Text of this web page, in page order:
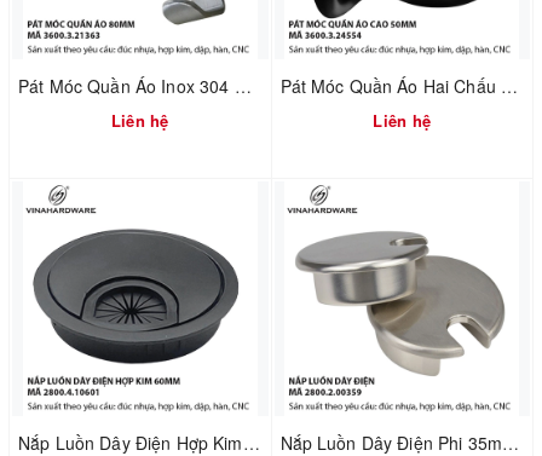
Pát Móc Quần Áo Inox 304 Không Rỉ Tích Hợp Chặn Cửa – Dài 80mm | Mã 3600.3.21363
Liên hệ
Pát Móc Quần Áo Hai Chấu Màu Đen Cao 50mm – Vinahardware | Mã 3600.3.24554
Liên hệ
Nắp Luồn Dây Điện Hợp Kim Phi 60mm Sơn Đen – Mã 2800.4.10601 Nắp Luồn Dây Điện Phi 35mm – Hợp Kim Đúc Xi Mạ Nikel Xước Mờ | Mã 2800.2.00359